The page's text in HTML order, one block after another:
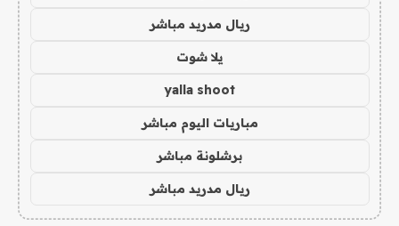
ريال مدريد مباشر
يلا شوت
yalla shoot
مباريات اليوم مباشر
برشلونة مباشر
ريال مدريد مباشر